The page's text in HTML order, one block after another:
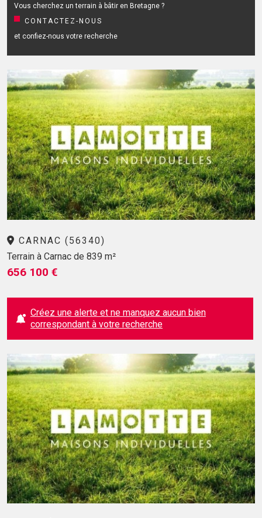
Vous cherchez un terrain à bâtir en Bretagne ?
CONTACTEZ-NOUS
et confiez-nous votre recherche
CARNAC (56340)
Terrain à Carnac de 839 m²
656 100 €
Créez une alerte et ne manquez aucun bien
correspondant à votre recherche